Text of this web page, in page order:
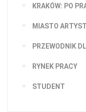
KRAKÓW: PO
MIASTO
PRZEWODNIK
RYNEK PRACY
STUDENT